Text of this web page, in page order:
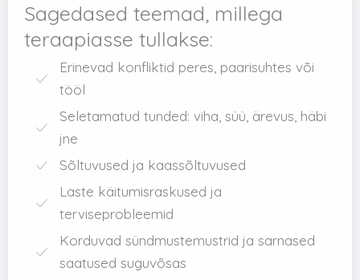
Sagedased teemad, millega
teraapiasse tullakse:
Erinevad konfliktid peres, paarisuhtes või
tööl
Seletamatud tunded: viha, süü, ärevus, häbi
jne
Sõltuvused ja kaassõltuvused
Laste käitumisraskused ja
terviseprobleemid
Korduvad sündmustemustrid ja sarnased
saatused suguvõsas